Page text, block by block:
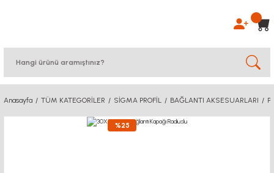
Anasayfa TÜM KATEGORİLER SİGMA PROFİL BAĞLANTI AKSESUARLARI
%25